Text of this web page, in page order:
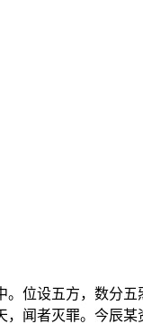
位设五方，数分
闻者灭罪。今辰